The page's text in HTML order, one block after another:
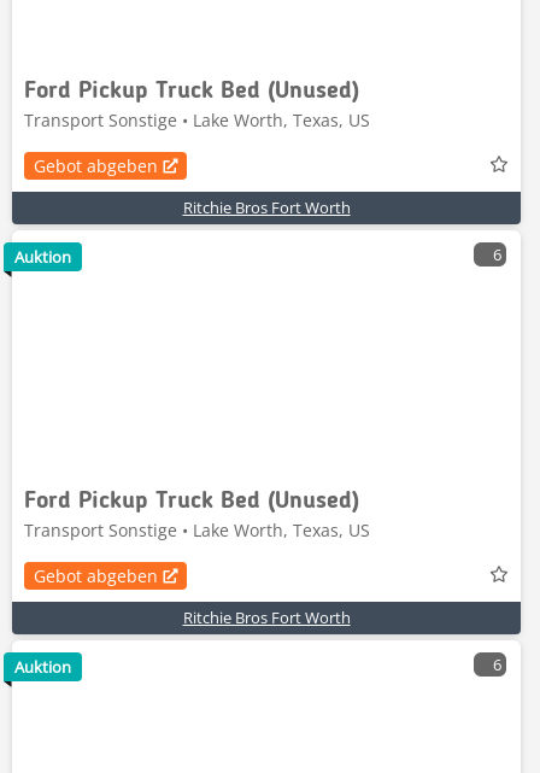
Ford Pickup Truck Bed (Unused)
Transport Sonstige • Lake Worth, Texas, US
Gebot abgeben
Ritchie Bros Fort Worth
6
Ford Pickup Truck Bed (Unused)
Transport Sonstige • Lake Worth, Texas, US
Gebot abgeben
Ritchie Bros Fort Worth
Auktion
6
Auktion